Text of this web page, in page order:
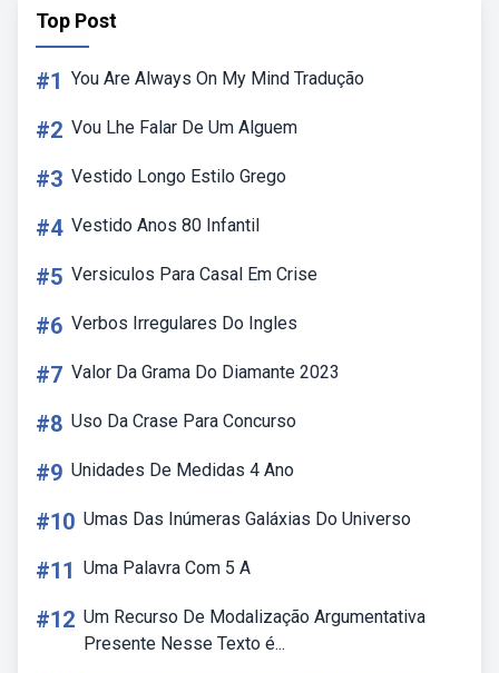
Top Post
#1 You Are Always On My Mind Tradução
#2 Vou Lhe Falar De Um Alguem
#3 Vestido Longo Estilo Grego
#4 Vestido Anos 80 Infantil
#5 Versiculos Para Casal Em Crise
#6 Verbos Irregulares Do Ingles
#7 Valor Da Grama Do Diamante 2023
#8 Uso Da Crase Para Concurso
#9 Unidades De Medidas 4 Ano
#10 Umas Das Inúmeras Galáxias Do Universo
#11 Uma Palavra Com 5 A
#12 Um Recurso De Modalização Argumentativa
Presente Nesse Texto é...